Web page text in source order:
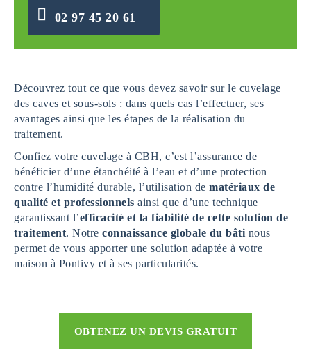
02 97 45 20 61
Découvrez tout ce que vous devez savoir sur le cuvelage
des caves et sous-sols : dans quels cas l’effectuer, ses
avantages ainsi que les étapes de la réalisation du
traitement.
Confiez votre cuvelage à CBH, c’est l’assurance de
bénéficier d’une étanchéité à l’eau et d’une protection
contre l’humidité durable, l’utilisation de matériaux de
qualité et professionnels ainsi que d’une technique
garantissant l’efficacité et la fiabilité de cette solution de
traitement. Notre connaissance globale du bâti nous
permet de vous apporter une solution adaptée à votre
maison à Pontivy et à ses particularités.
OBTENEZ UN DEVIS GRATUIT